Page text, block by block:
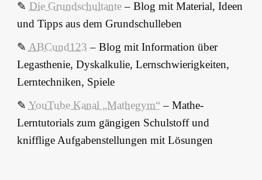
✎ Die Grundschultante– Blog mit Material, Ideen
und Tipps aus dem Grundschulleben
✎ ABCund123 – Blog mit Information über
Legasthenie, Dyskalkulie, Lernschwierigkeiten,
Lerntechniken, Spiele
✎ YouTube Kanal „Mathegym“– Mathe-
Lerntutorials zum gängigen Schulstoff und
knifflige Aufgabenstellungen mit Lösungen